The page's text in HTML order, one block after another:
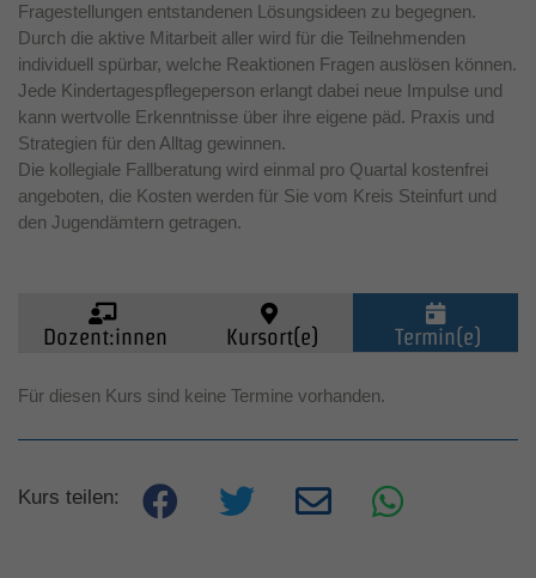
Fragestellungen entstandenen Lösungsideen zu begegnen.
Durch die aktive Mitarbeit aller wird für die Teilnehmenden
individuell spürbar, welche Reaktionen Fragen auslösen können.
Jede Kindertagespflegeperson erlangt dabei neue Impulse und
kann wertvolle Erkenntnisse über ihre eigene päd. Praxis und
Strategien für den Alltag gewinnen.
Die kollegiale Fallberatung wird einmal pro Quartal kostenfrei
angeboten, die Kosten werden für Sie vom Kreis Steinfurt und
den Jugendämtern getragen.
Dozent:innen Kursort(e) Termin(e)
Kinder (0-6)
Jugendliche
Für diesen Kurs sind keine Termine vorhanden.
Kurs teilen: